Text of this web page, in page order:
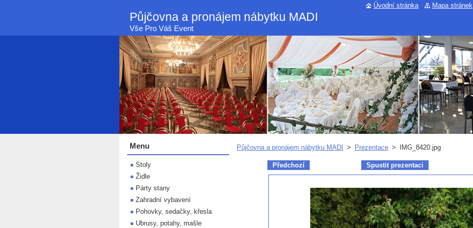
Půjčovna a pronájem nábytku MADI
Vše Pro Váš Event
Půjčovna a pronájem nábytku MADI > Prezentace > IMG_8420.jpg
Předchozí Spustit prezentaci
Menu
Stoly
Židle
Párty stany
Zahradní vybavení
Pohovky, sedačky, křesla
Ubrusy, potahy, mašle
Úvodní stránka Mapa stránek